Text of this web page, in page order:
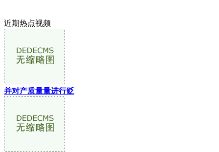
近期热点视频
并对产质量量进行贬